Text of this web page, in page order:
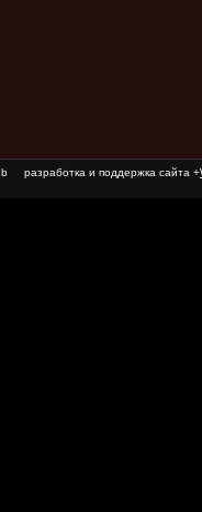
разработка и поддержка сайта +